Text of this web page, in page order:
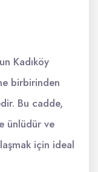
Kadıköy
birbirinden
Bu cadde,
ünlüdür ve
için ideal